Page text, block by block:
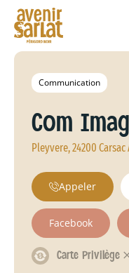
Communication
Com
Pleyvere, 24200
Appeler
Facebook
Carte Privilège